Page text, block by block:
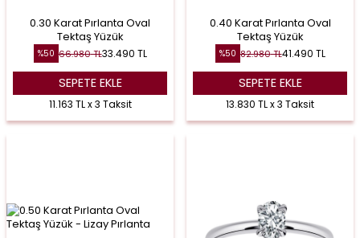
0.30 Karat Pırlanta Oval
Tektaş Yüzük
%50 66.980TL33.490 TL
SEPETE EKLE
11.163 TL x 3 Taksit
0.40 Karat Pırlanta Oval
Tektaş Yüzük
%50 82.980TL41.490 TL
SEPETE EKLE
13.830 TL x 3 Taksit